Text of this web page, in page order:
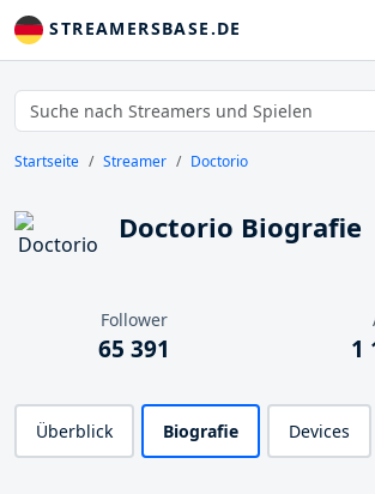
STREAMERSBASE.DE
Startseite Streamer Doctorio
Doctorio Biografie
Follower
65 391 1
Überblick Biografie Devices